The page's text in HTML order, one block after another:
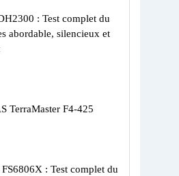
: Test complet du
abordable, silencieux et
TerraMaster F4-425
: Test complet du